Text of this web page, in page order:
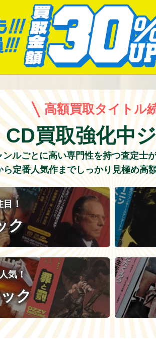
高額買取タイトル
CD買取強化中
ンルごとに高い専門性を持つ査定士
ら定番人気作までしっかり見極め高
！
ク
気！
ク